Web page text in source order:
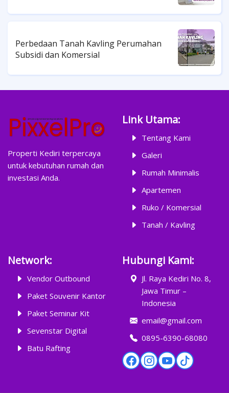
Perbedaan Tanah Kavling Perumahan
Subsidi dan Komersial
Properti Kediri terpercaya
untuk kebutuhan rumah dan
investasi Anda.
Link Utama:
Tentang Kami
Galeri
Rumah Minimalis
Apartemen
Ruko / Komersial
Tanah / Kavling
Network:
Vendor Outbound
Paket Souvenir Kantor
Paket Seminar Kit
Sevenstar Digital
Batu Rafting
Hubungi Kami:
Jl. Raya Kediri No. 8,
Jawa Timur –
Indonesia
email@gmail.com
0895-6390-68080